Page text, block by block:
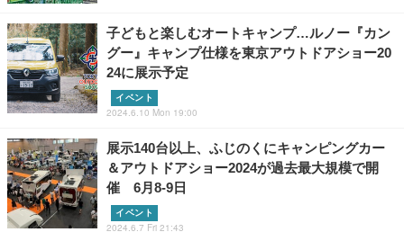
子どもと楽しむオートキャンプ…ルノー『カン
グー』キャンプ仕様を東京アウトドアショー20
24に展示予定
イベント
2024.6.10 Mon 19:00
展示140台以上、ふじのくにキャンピングカー
＆アウトドアショー2024が過去最大規模で開
催 6月8-9日
イベント
2024.6.7 Fri 21:43